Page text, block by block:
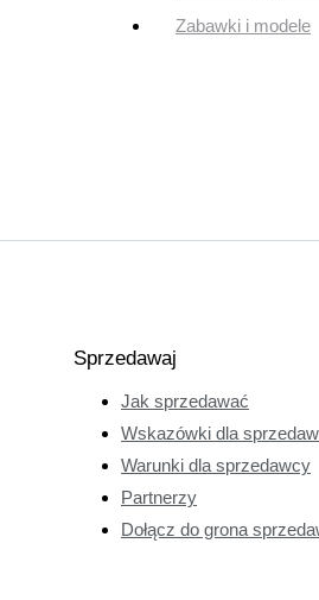
Zabawki i modele
Sprzedawaj
Jak sprzedawać
Wskazówki dla
Warunki dla sprzedawcy
Partnerzy
Dołącz do grona